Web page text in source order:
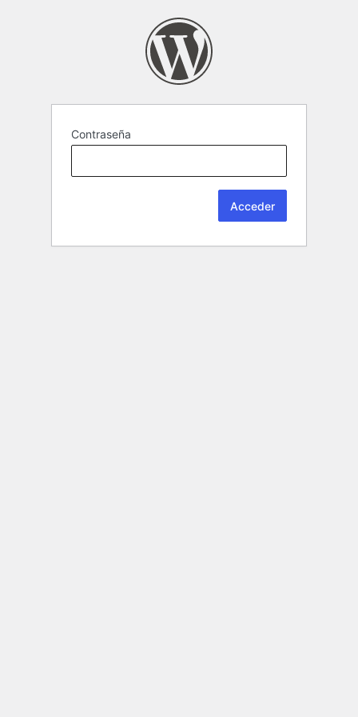
Contraseña